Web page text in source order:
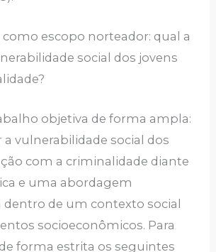
escopo norteador: qual a
social dos jovens
objetiva de forma ampla:
vulnerabilidade social dos
com a criminalidade diante
e uma abordagem
de um contexto social
socioeconômicos. Para
forma estrita os seguintes